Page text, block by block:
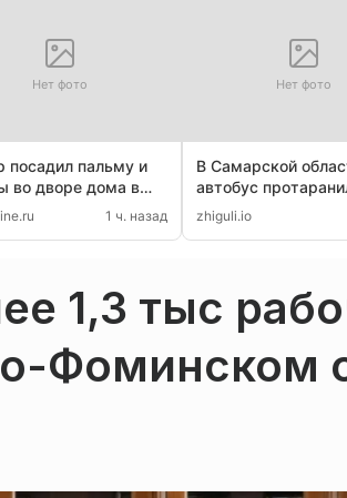
Нет фото
посадил пальму и
во дворе дома в
1 ч. назад
Нет фото
В Самарской
автобус
легковушку на
zhiguli.io
1,3 тыс
Фоминском